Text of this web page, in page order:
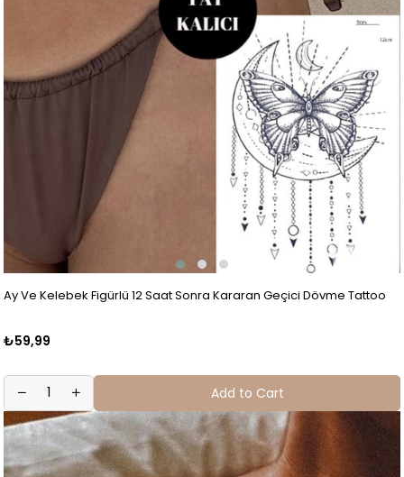
Ay Ve Kelebek Figürlü 12 Saat Sonra Kararan Geçici Dövme Tattoo
₺59,99
Add to Cart